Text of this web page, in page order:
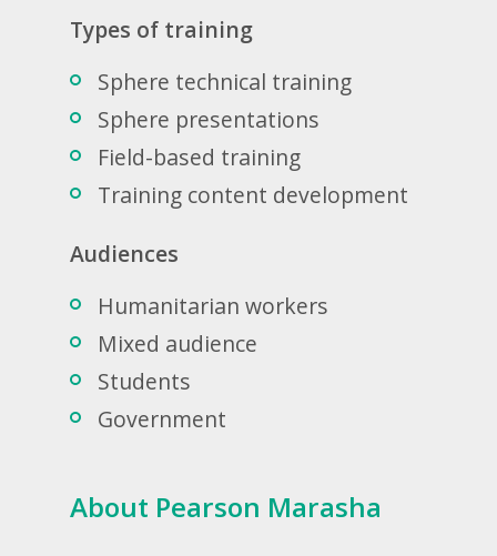
Types of training
Sphere technical training
Sphere presentations
Field-based training
Training content development
Audiences
Humanitarian workers
Mixed audience
Students
Government
About Pearson Marasha